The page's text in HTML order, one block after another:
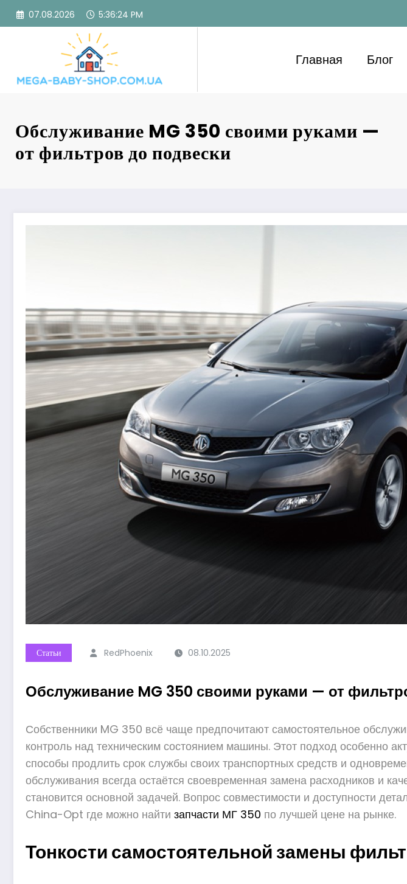
Перейти
07.08.2026 5:36:25 PM
Главная Блог
Обслуживание MG 350 своими руками —
от фильтров до подвески
Статьи RedPhoenix 08.10.2025
Обслуживание MG 350 своими руками — от
Собственники MG 350 всё чаще предпочитают самостоятельное
контроль над техническим состоянием машины. Этот подход особенно
способы продлить срок службы своих транспортных средств и
обслуживания всегда остаётся своевременная замена расходников и
становится основной задачей. Вопрос совместимости и доступности
China-Opt где можно найти запчасти МГ 350 по лучшей цене на рынке.
Тонкости самостоятельной замены